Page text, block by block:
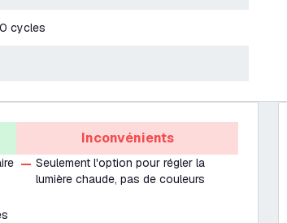
cycles
Inconvénients
Seulement l'option pour régler la
lumière chaude, pas de couleurs